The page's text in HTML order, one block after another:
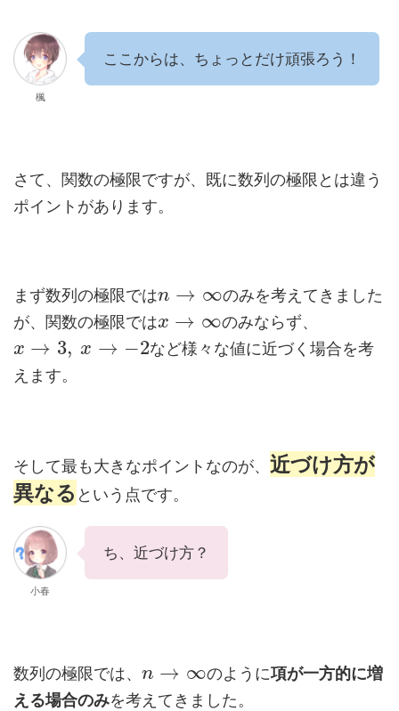
楓
ここからは、ちょっとだけ頑張ろう！
さて、関数の極限ですが、既に数列の極限とは違う
ポイントがあります。
まず数列の極限ではn → ∞のみを考えてきました
が、関数の極限ではx → ∞のみならず、
x → 3, x → −2など様々な値に近づく場合を考
えます。
そして最も大きなポイントなのが、 近づけ方が
異なる という点です。
小春
ち、近づけ方？
数列の極限では、 n → ∞のように項が一方的に増
える場合のみを考えてきました。